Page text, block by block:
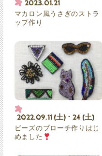
2023.01.21
マカロン風うさぎのストラ
ップ作り
2022.09.11 (土) ･ 24 (土)
ビーズのブローチ作りはじ
めました